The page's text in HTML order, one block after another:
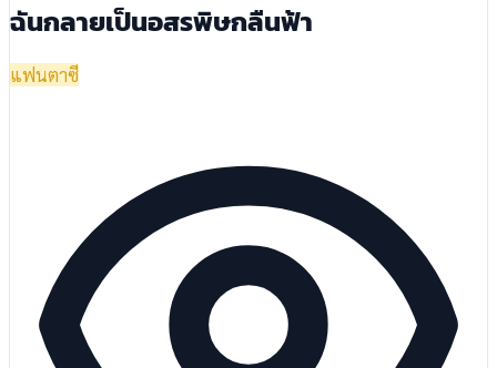
ฉันกลายเป็นอสรพิษกลืนฟ้า
แฟนตาซี